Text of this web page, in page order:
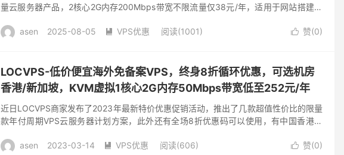
量云服务器产品，2核心2G内存200Mbps带宽不限流量仅38元/年，适用于网站搭建、
 赞(0)
asen 2025-08-05  VPS优惠 阅读(1001)
LOCVPS-低价便宜海外免备案VPS，终身8折循环优惠，可选机房
香港/新加坡，KVM虚拟1核心2G内存50Mbps带宽低至252元/年
近日LOCVPS商家发布了2023年最新特价优惠促销活动，推出了几款超值性价比的限量
款年付周期VPS云服务器计划方案，此外还有全场8折优惠码可以使用，有中国香港葵
 赞(0)
asen 2023-03-14  VPS优惠 阅读(606)